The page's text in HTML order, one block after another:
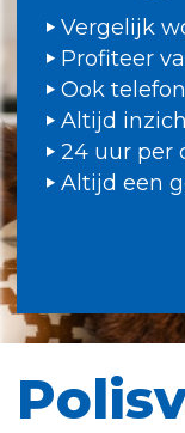
Vergelijk
Profiteer
Ook
Altijd
24 uur per
Altijd een